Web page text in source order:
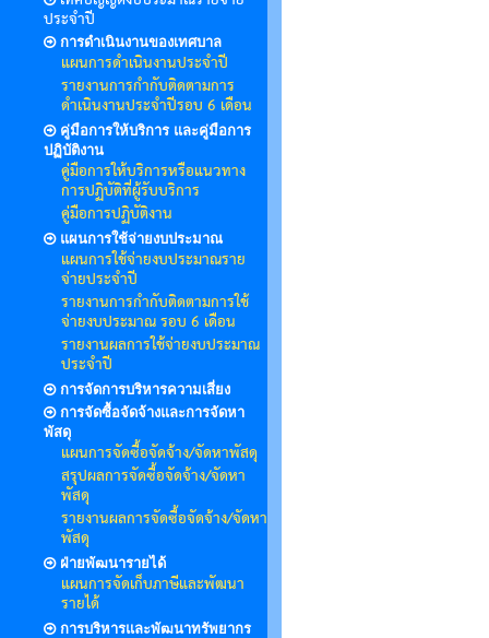
ประจำปี
การดำเนินงานของเทศบาล
แผนการดำเนินงานประจำปี
รายงานการกำกับติดตามการ
ดำเนินงานประจำปีรอบ 6 เดือน
คู่มือการให้บริการ และคู่มือการ
ปฏิบัติงาน
คู่มือการให้บริการหรือแนวทาง
การปฏิบัติที่ผู้รับบริการ
คู่มือการปฏิบัติงาน
แผนการใช้จ่ายงบประมาณ
แผนการใช้จ่ายงบประมาณราย
จ่ายประจำปี
รายงานการกำกับติดตามการใช้
จ่ายงบประมาณ รอบ 6 เดือน
รายงานผลการใช้จ่ายงบประมาณ
ประจำปี
การจัดการบริหารความเสี่ยง
การจัดซื้อจัดจ้างและการจัดหา
พัสดุ
แผนการจัดซื้อจัดจ้าง/จัดหาพัสดุ
สรุปผลการจัดซื้อจัดจ้าง/จัดหา
พัสดุ
รายงานผลการจัดซื้อจัดจ้าง/จัดหา
พัสดุ
ฝ่ายพัฒนารายได้
แผนการจัดเก็บภาษีและพัฒนา
รายได้
การบริหารและพัฒนาทรัพยากร